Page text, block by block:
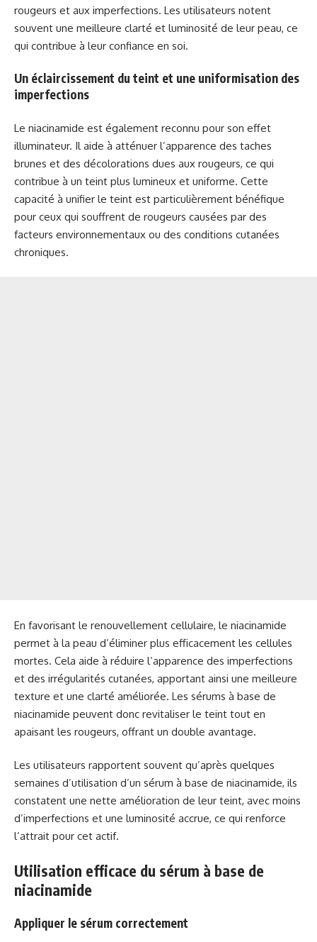
rougeurs et aux imperfections. Les utilisateurs notent
souvent une meilleure clarté et luminosité de leur peau, ce
qui contribue à leur confiance en soi.
Un éclaircissement du teint et une uniformisation des
imperfections
Le niacinamide est également reconnu pour son effet
illuminateur. Il aide à atténuer l’apparence des taches
brunes et des décolorations dues aux rougeurs, ce qui
contribue à un teint plus lumineux et uniforme. Cette
capacité à unifier le teint est particulièrement bénéfique
pour ceux qui souffrent de rougeurs causées par des
facteurs environnementaux ou des conditions cutanées
chroniques.
En favorisant le renouvellement cellulaire, le niacinamide
permet à la peau d’éliminer plus efficacement les cellules
mortes. Cela aide à réduire l’apparence des imperfections
et des irrégularités cutanées, apportant ainsi une meilleure
texture et une clarté améliorée. Les sérums à base de
niacinamide peuvent donc revitaliser le teint tout en
apaisant les rougeurs, offrant un double avantage.
Les utilisateurs rapportent souvent qu’après quelques
semaines d’utilisation d’un sérum à base de niacinamide, ils
constatent une nette amélioration de leur teint, avec moins
d’imperfections et une luminosité accrue, ce qui renforce
l’attrait pour cet actif.
Utilisation efficace du sérum à base de
niacinamide
Appliquer le sérum correctement